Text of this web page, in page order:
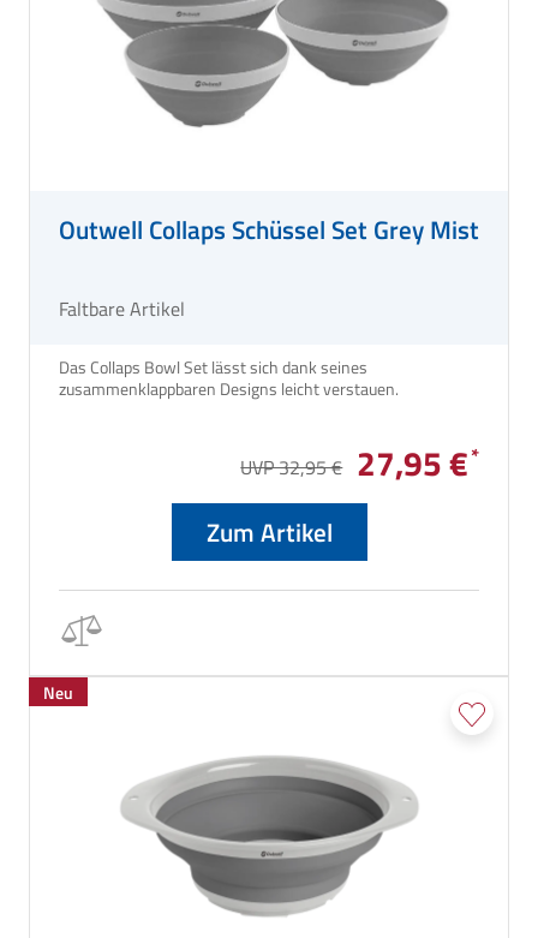
Outwell Collaps Schüssel Set Grey Mist
Faltbare Artikel
Das Collaps Bowl Set lässt sich dank seines
UVP 32,95 € 27,95 €
Zum Artikel
Neu